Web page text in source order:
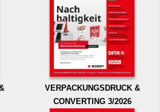
VERPACKUNGSDRUCK &
CONVERTING 3/2026